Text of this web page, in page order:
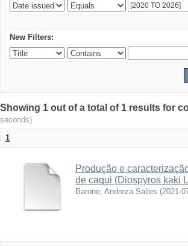
New Filters:
Showing 1 out of a total of 1 results for
seconds)
1
Produção e
de caqui (Diospyros kaki
Barone, Andreza Salles (2021-